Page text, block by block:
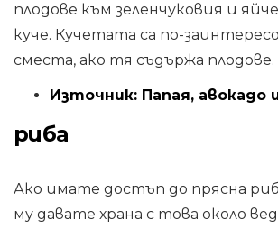
плодове към зеленчуковия и
куче. Кучетата са по-
сместа, ако тя съдържа плодове.
Източник: Папая, авокадо
риба
Ако имате достъп до прясна
му давате храна с това около